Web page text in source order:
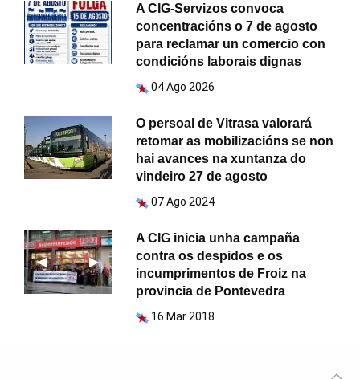
A CIG-Servizos convoca
concentracións o 7 de agosto
para reclamar un comercio con
condicións laborais dignas
04 Ago 2026
O persoal de Vitrasa valorará
retomar as mobilizacións se non
hai avances na xuntanza do
vindeiro 27 de agosto
07 Ago 2024
Anterior
◀︎ Seguinte
▶︎
A CIG inicia unha campaña
contra os despidos e os
incumprimentos de Froiz na
provincia de Pontevedra
16 Mar 2018